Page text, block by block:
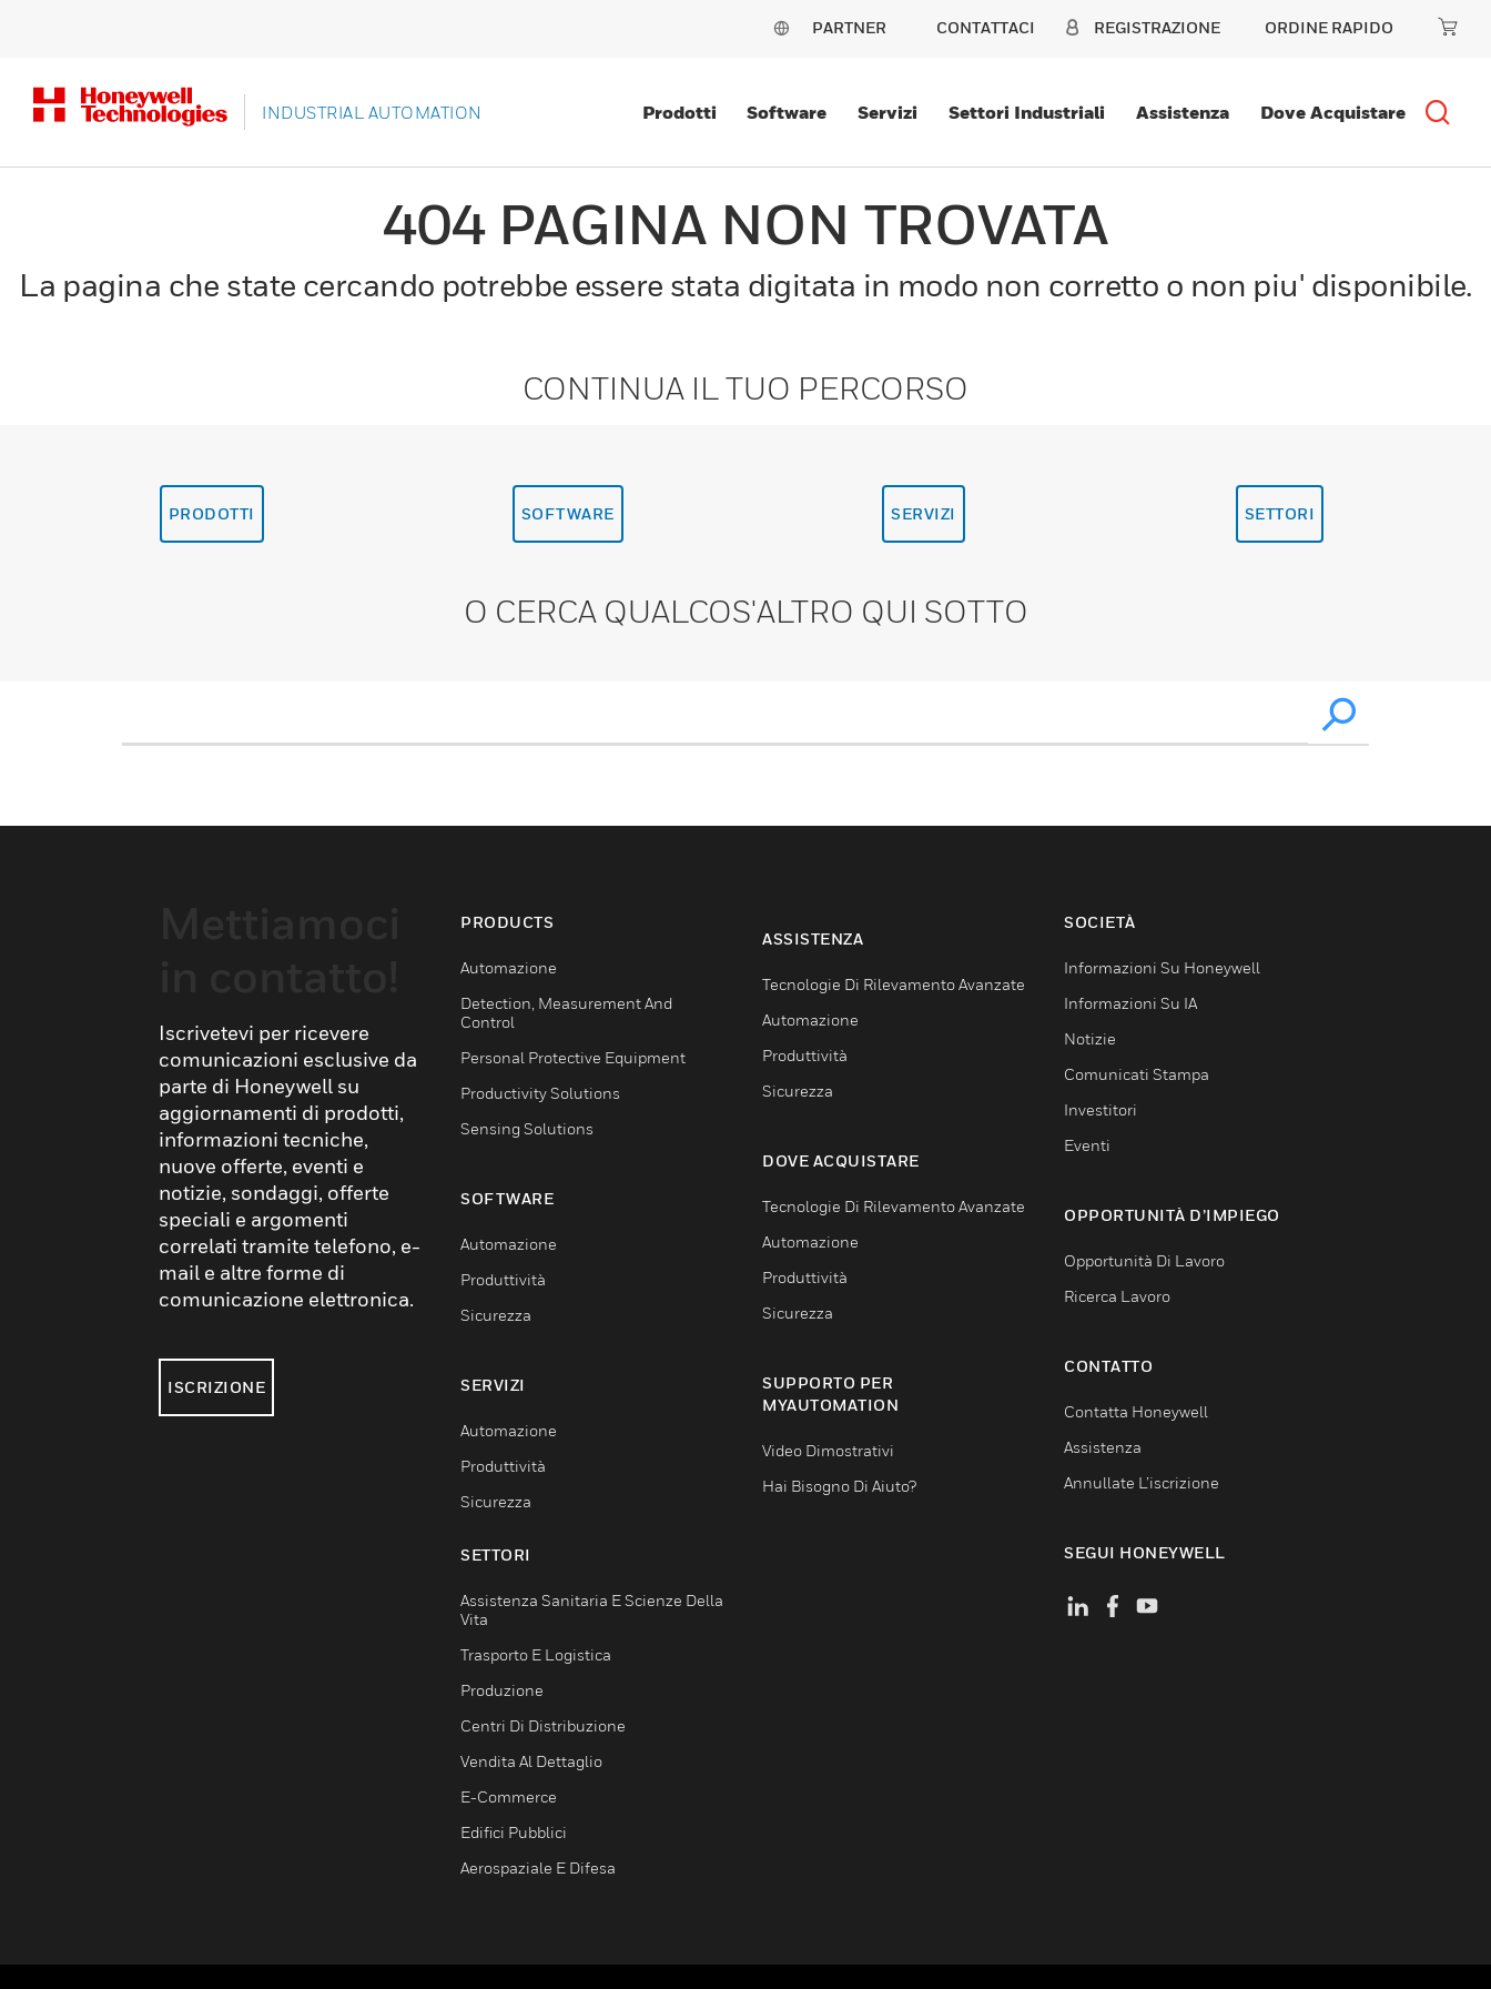
PARTNER CONTATTACI REGISTRAZIONE ORDINE RAPIDO
INDUSTRIAL AUTOMATION Prodotti Software Servizi Settori Industriali Assistenza Dove Acquistare
404 PAGINA NON TROVATA
La pagina che state cercando potrebbe essere stata digitata in modo non corretto o non piu' disponibile.
CONTINUA IL TUO PERCORSO
PRODOTTI SOFTWARE SERVIZI SETTORI
O CERCA QUALCOS'ALTRO QUI SOTTO
Iscrivetevi per ricevere
comunicazioni esclusive da
parte di Honeywell su
aggiornamenti di prodotti,
informazioni tecniche,
nuove offerte, eventi e
notizie, sondaggi, offerte
speciali e argomenti
correlati tramite telefono, e-
mail e altre forme di
comunicazione elettronica.
ISCRIZIONE
PRODUCTS
Automazione
Detection, Measurement And
Control
Personal Protective Equipment
Productivity Solutions
Sensing Solutions
SOFTWARE
Automazione
Produttività
Sicurezza
SERVIZI
Automazione
Produttività
Sicurezza
SETTORI
Assistenza Sanitaria E Scienze Della
Vita
Trasporto E Logistica
Produzione
Centri Di Distribuzione
Vendita Al Dettaglio
E-Commerce
Edifici Pubblici
Aerospaziale E Difesa
ASSISTENZA
Tecnologie Di Rilevamento Avanzate
Automazione
Produttività
Sicurezza
DOVE ACQUISTARE
Tecnologie Di Rilevamento Avanzate
Automazione
Produttività
Sicurezza
SUPPORTO PER
MYAUTOMATION
Video Dimostrativi
Hai Bisogno Di Aiuto?
SOCIETÀ
Informazioni Su Honeywell
Informazioni Su IA
Notizie
Comunicati Stampa
Investitori
Eventi
OPPORTUNITÀ D’IMPIEGO
Opportunità Di Lavoro
Ricerca Lavoro
CONTATTO
Contatta Honeywell
Assistenza
Annullate L’iscrizione
SEGUI HONEYWELL